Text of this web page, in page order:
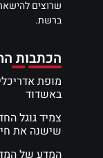
שרוצים
ברשת.
הכתבות
מופת
באשדוד
צמיד גוגל
שישנה את